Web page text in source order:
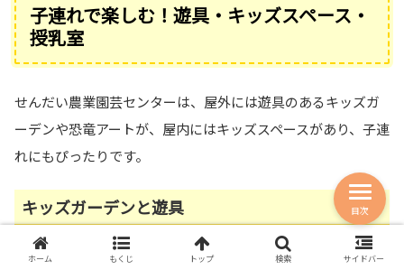
子連れで楽しむ！遊具・キッズスペース・
授乳室
せんだい農業園芸センターは、屋外には遊具のあるキッズガ
ーデンや恐竜アートが、屋内にはキッズスペースがあり、子連
れにもぴったりです。
キッズガーデンと遊具
彫刻芝生広場の近くには遊具のある「 キッズガーデン 」があ
ホーム もくじ トップ 検索 サイドバー
目次